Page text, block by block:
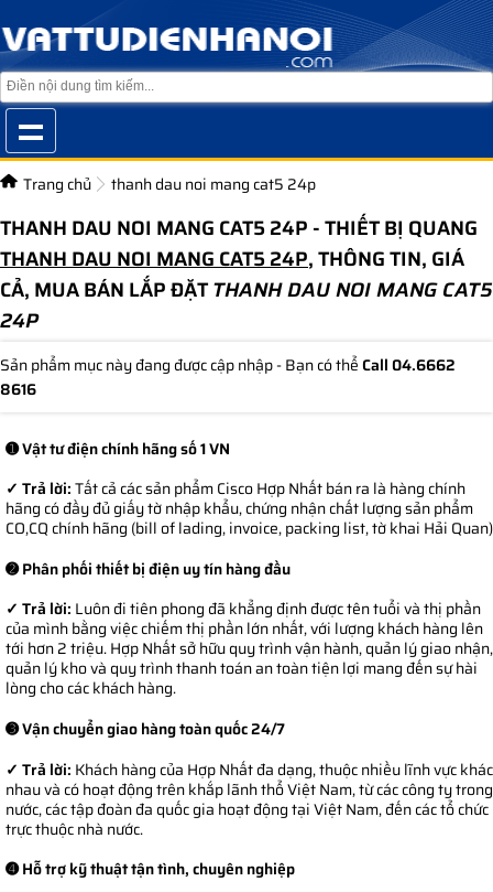
Trang chủ thanh dau noi mang cat5 24p
THANH DAU NOI MANG CAT5 24P - THIẾT BỊ QUANG
THANH DAU NOI MANG CAT5 24P, THÔNG TIN, GIÁ
CẢ, MUA BÁN LẮP ĐẶTTHANH DAU NOI MANG CAT5
24P
Sản phẩm mục này đang được cập nhập - Bạn có thểCall 04.6662
8616
➊ Vật tư điện chính hãng số 1 VN
✓ Trả lời:Tất cả các sản phẩm Cisco Hợp Nhất bán ra là hàng chính
hãng có đầy đủ giấy tờ nhập khẩu, chứng nhận chất lượng sản phẩm
CO,CQ chính hãng (bill of lading, invoice, packing list, tờ khai Hải Quan)
➋ Phân phối thiết bị điện uy tín hàng đầu
✓ Trả lời: Luôn đi tiên phong đã khẳng định được tên tuổi và thị phần
của mình bằng việc chiếm thị phần lớn nhất, với lượng khách hàng lên
tới hơn 2 triệu. Hợp Nhất sở hữu quy trình vận hành, quản lý giao nhận,
quản lý kho và quy trình thanh toán an toàn tiện lợi mang đến sự hài
lòng cho các khách hàng.
➌ Vận chuyển giao hàng toàn quốc 24/7
✓ Trả lời: Khách hàng của Hợp Nhất đa dạng, thuộc nhiều lĩnh vực khác
nhau và có hoạt động trên khắp lãnh thổ Việt Nam, từ các công ty trong
nước, các tập đoàn đa quốc gia hoạt động tại Việt Nam, đến các tổ chức
trực thuộc nhà nước.
➍ Hỗ trợ kỹ thuật tận tình, chuyên nghiệp